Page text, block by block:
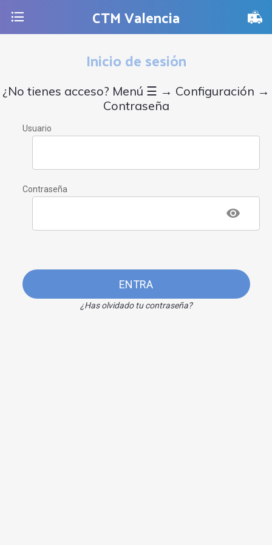
CTM Valencia
Inicio de sesión
¿No tienes acceso? Menú ☰ → Configuración →
Contraseña
Usuario
Contraseña
ENTRA
¿Has olvidado tu contraseña?